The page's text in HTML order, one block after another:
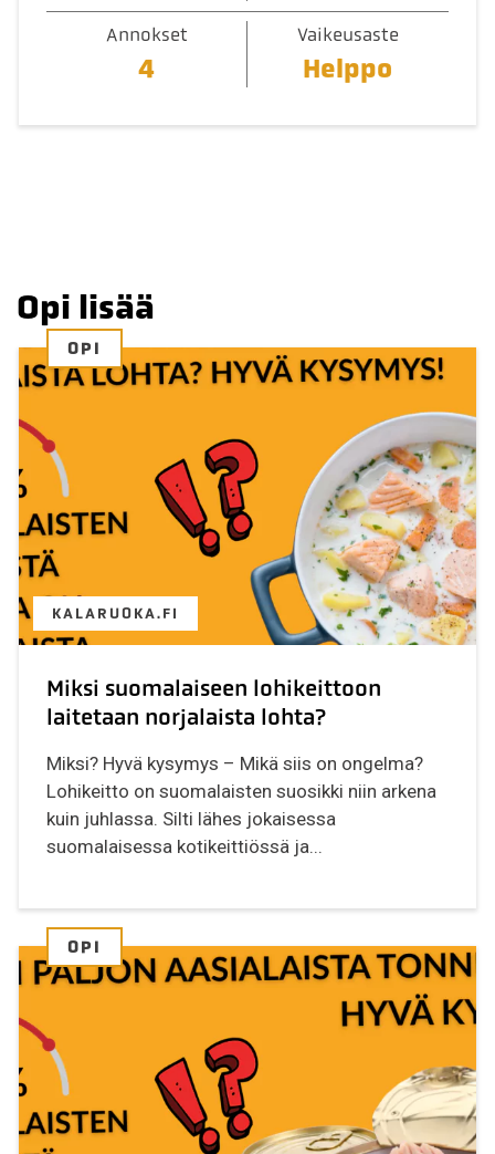
Annokset
4
Vaikeusaste
Helppo
Opi lisää
OPI
KALARUOKA.FI
Miksi suomalaiseen lohikeittoon
laitetaan norjalaista lohta?
Miksi? Hyvä kysymys – Mikä siis on ongelma?
Lohikeitto on suomalaisten suosikki niin arkena
kuin juhlassa. Silti lähes jokaisessa
suomalaisessa kotikeittiössä ja...
OPI